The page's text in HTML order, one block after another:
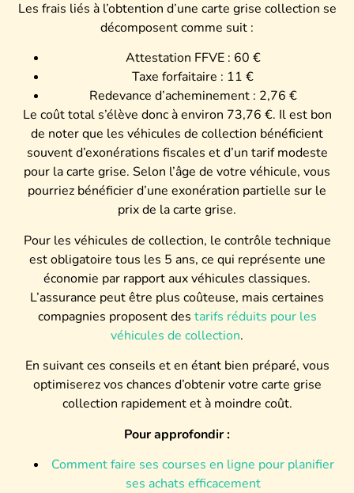
Les frais liés à l’obtention d’une carte grise collection se
décomposent comme suit :
Attestation FFVE : 60 €
Taxe forfaitaire : 11 €
Redevance d’acheminement : 2,76 €
Le coût total s’élève donc à environ 73,76 €. Il est bon
de noter que les véhicules de collection bénéficient
souvent d’exonérations fiscales et d’un tarif modeste
pour la carte grise. Selon l’âge de votre véhicule, vous
pourriez bénéficier d’une exonération partielle sur le
prix de la carte grise.
Pour les véhicules de collection, le contrôle technique
est obligatoire tous les 5 ans, ce qui représente une
économie par rapport aux véhicules classiques.
L’assurance peut être plus coûteuse, mais certaines
compagnies proposent des tarifs réduits pour les
véhicules de collection.
En suivant ces conseils et en étant bien préparé, vous
optimiserez vos chances d’obtenir votre carte grise
collection rapidement et à moindre coût.
Pour approfondir :
Comment faire ses courses en ligne pour planifier
ses achats efficacement